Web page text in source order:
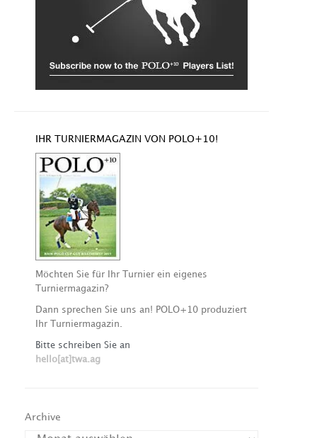
IHR TURNIERMAGAZIN VON POLO+10!
Möchten Sie für Ihr Turnier ein eigenes
Turniermagazin?
Dann sprechen Sie uns an! POLO+10 produziert
Ihr Turniermagazin.
Bitte schreiben Sie an
hello[at]twa.ag
Archive